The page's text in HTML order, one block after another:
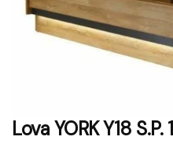
Lova YORK Y18 S.P.